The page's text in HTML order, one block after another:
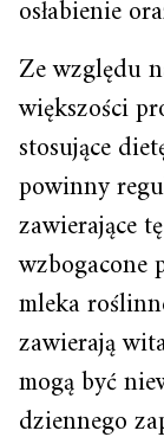
osłabienie
Ze względu
większości
stosujące
powinny
zawierające
mleka
zawierają
mogą być
dziennego